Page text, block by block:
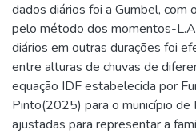
dados diários foi a Gumbel, com
pelo método dos momentos-
diários em outras durações foi
entre alturas de chuvas de
equação IDF estabelecida por
Pinto(2025) para o município
ajustadas para representar a